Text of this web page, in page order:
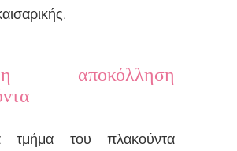
αποκόλληση
του πλακούντα